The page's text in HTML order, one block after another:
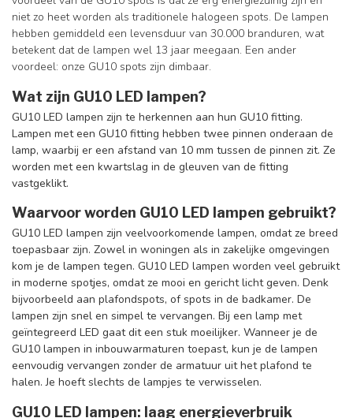
niet zo heet worden als traditionele halogeen spots. De lampen
hebben gemiddeld een levensduur van 30.000 branduren, wat
betekent dat de lampen wel 13 jaar meegaan. Een ander
voordeel: onze GU10 spots zijn dimbaar.
Wat zijn GU10 LED lampen?
GU10 LED lampen zijn te herkennen aan hun GU10 fitting.
Lampen met een GU10 fitting hebben twee pinnen onderaan de
lamp, waarbij er een afstand van 10 mm tussen de pinnen zit. Ze
worden met een kwartslag in de gleuven van de fitting
vastgeklikt.
Waarvoor worden GU10 LED lampen gebruikt?
GU10 LED lampen zijn veelvoorkomende lampen, omdat ze breed
toepasbaar zijn. Zowel in woningen als in zakelijke omgevingen
kom je de lampen tegen. GU10 LED lampen worden veel gebruikt
in moderne spotjes, omdat ze mooi en gericht licht geven. Denk
bijvoorbeeld aan plafondspots, of spots in de badkamer. De
lampen zijn snel en simpel te vervangen. Bij een lamp met
geïntegreerd LED gaat dit een stuk moeilijker. Wanneer je de
GU10 lampen in inbouwarmaturen toepast, kun je de lampen
eenvoudig vervangen zonder de armatuur uit het plafond te
halen. Je hoeft slechts de lampjes te verwisselen.
GU10 LED lampen: laag energieverbruik